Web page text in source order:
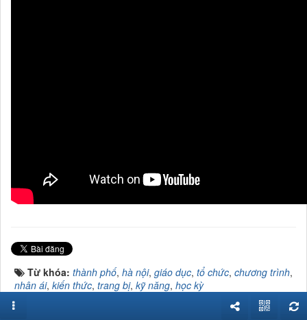
Từ khóa: thành phố, hà nội, giáo dục, tổ chức, chương trình,
nhân ái, kiến thức, trang bị, kỹ năng, học kỳ